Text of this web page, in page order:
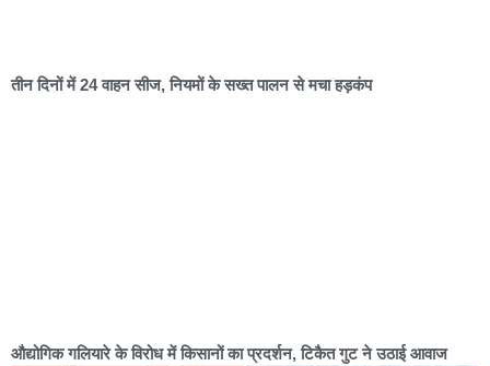
तीन दिनों में 24 वाहन सीज, नियमों के सख्त पालन से मचा हड़कंप
औद्योगिक गलियारे के विरोध में किसानों का प्रदर्शन, टिकैत गुट ने उठाई आवाज